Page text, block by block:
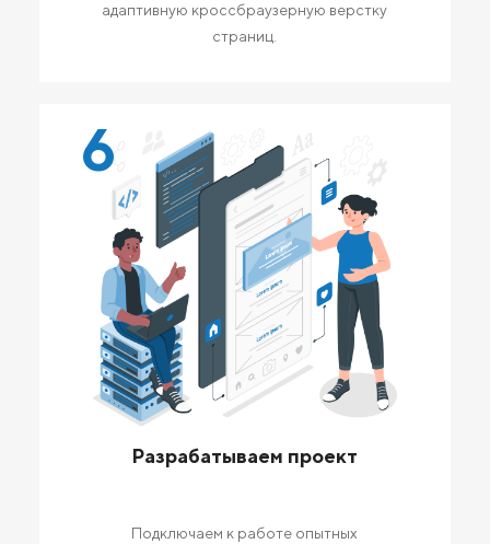
адаптивную кроссбраузерную верстку
страниц.
6
Разрабатываем проект
Подключаем к работе опытных